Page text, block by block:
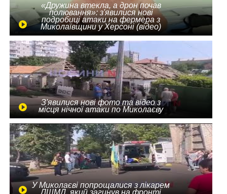
«Дружина втекла, а дрон почав
полювання»: з'явилися нові
подробиці атаки на фермера з
Миколаївщини у Херсоні (відео)
З'явилися нові фото та відео з
місця нічної атаки по Миколаєву
У Миколаєві попрощалися з лікарем
ЛШМД, який загинув на фронті